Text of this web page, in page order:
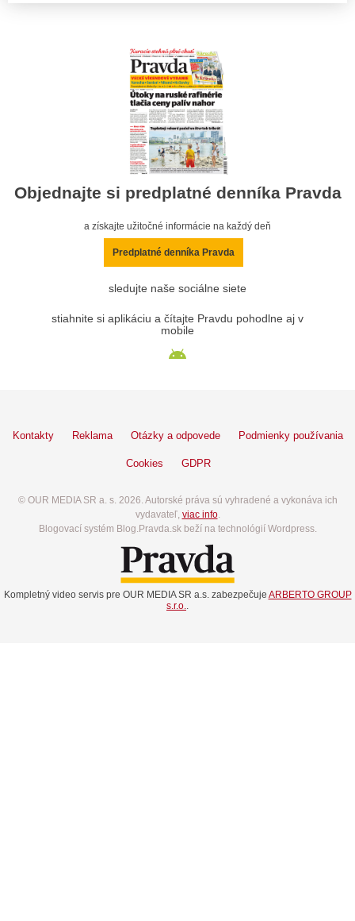
Objednajte si predplatné denníka Pravda
a získajte užitočné informácie na každý deň
Predplatné denníka Pravda
sledujte naše sociálne siete
stiahnite si aplikáciu a čítajte Pravdu pohodlne aj v
mobile
Kontakty Reklama Otázky a odpovede Podmienky používania
Cookies GDPR
© OUR MEDIA SR a. s. 2026. Autorské práva sú vyhradené a vykonáva ich
vydavateľ, viac info.
Blogovací systém Blog.Pravda.sk beží na technológií Wordpress.
Kompletný video servis pre OUR MEDIA SR a.s. zabezpečuje ARBERTO GROUP
s.r.o.